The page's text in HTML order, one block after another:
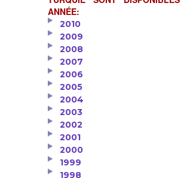
ANNÉE:
2010
2009
2008
2007
2006
2005
2004
2003
2002
2001
2000
1999
1998